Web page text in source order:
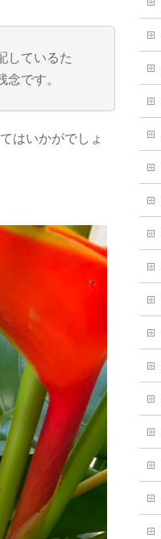
しているた
です。
はいかがでしょ